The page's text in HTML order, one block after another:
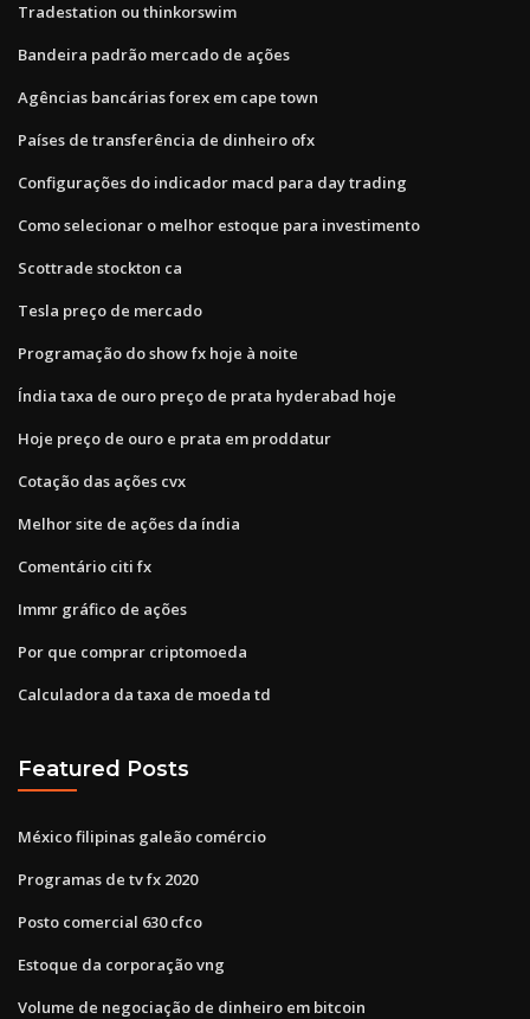
Tradestation ou thinkorswim
Bandeira padrão mercado de ações
Agências bancárias forex em cape town
Países de transferência de dinheiro ofx
Configurações do indicador macd para day trading
Como selecionar o melhor estoque para investimento
Scottrade stockton ca
Tesla preço de mercado
Programação do show fx hoje à noite
Índia taxa de ouro preço de prata hyderabad hoje
Hoje preço de ouro e prata em proddatur
Cotação das ações cvx
Melhor site de ações da índia
Comentário citi fx
Immr gráfico de ações
Por que comprar criptomoeda
Calculadora da taxa de moeda td
Featured Posts
México filipinas galeão comércio
Programas de tv fx 2020
Posto comercial 630 cfco
Estoque da corporação vng
Volume de negociação de dinheiro em bitcoin